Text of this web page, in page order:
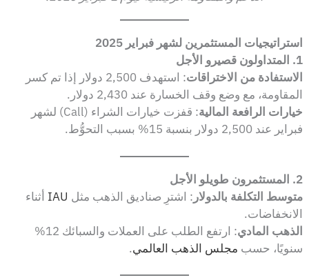
استراتيجيات المستثمرين لشهر فبراير 2025
1. المتداولون قصيرو الأجل
الاستفادة من الاختراقات
: استهدف 2,500 دولار إذا تم كسر
المقاومة، مع وضع وقف الخسارة عند 2,430 دولار.
خيارات الرافعة المالية
: قفزت خيارات الشراء (Call) لشهر
فبراير عند 2,500 دولار بنسبة 15% بسبب التحوُّط.
2. المستثمرون طويلو الأجل
متوسط التكلفة بالدولار : اشترِ صناديق الذهب مثل IAU أثناء
الانخفاضات.
الذهب المادي
: ارتفع الطلب على العملات والسبائك 12%
سنويًا، حسب مجلس الذهب العالمي.